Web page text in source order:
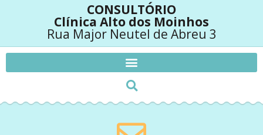
CONSULTÓRIO
Clínica Alto dos Moinhos
Rua Major Neutel de Abreu 3